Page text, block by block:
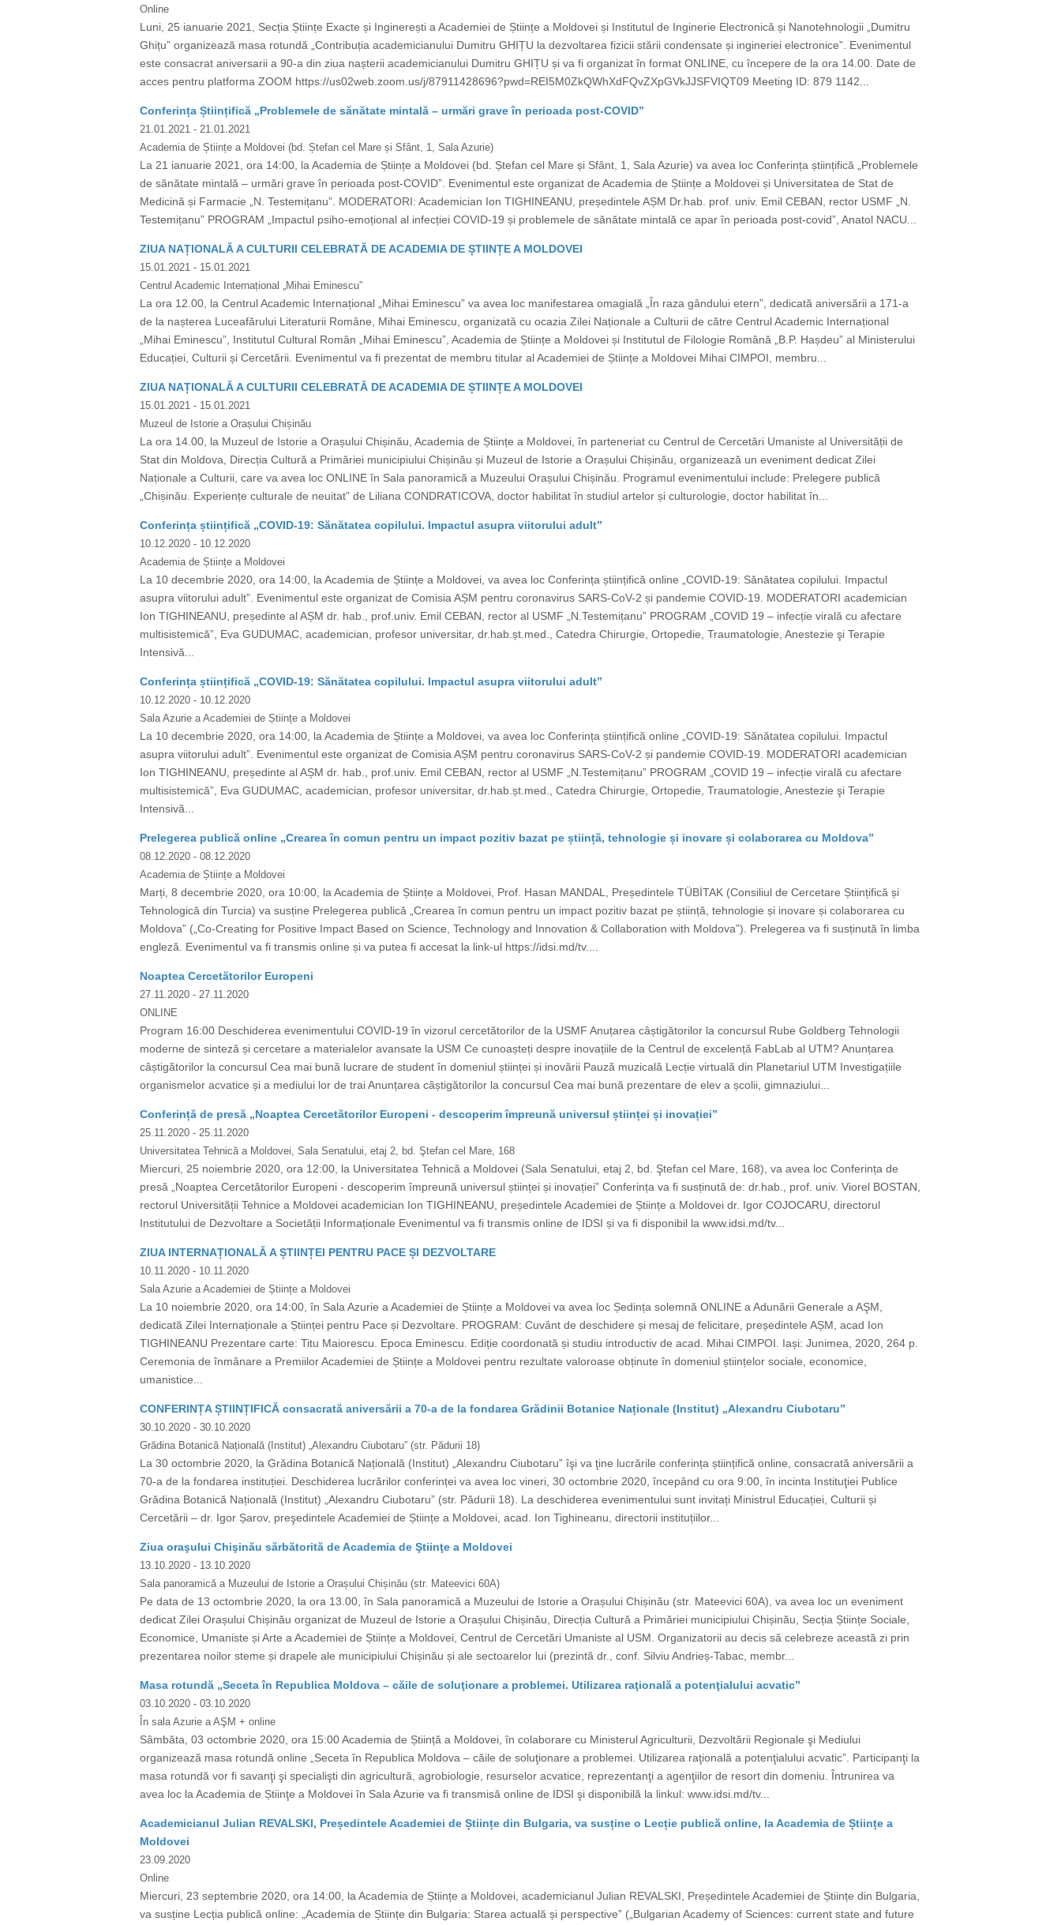
Online
Luni, 25 ianuarie 2021, Secția Științe Exacte și Inginerești a Academiei de Științe a Moldovei și Institutul de Inginerie Electronică și Nanotehnologii „Dumitru
Ghițu” organizează masa rotundă „Contribuția academicianului Dumitru GHIȚU la dezvoltarea fizicii stării condensate și ingineriei electronice”. Evenimentul
este consacrat aniversarii a 90-a din ziua nașterii academicianului Dumitru GHIȚU și va fi organizat în format ONLINE, cu începere de la ora 14.00. Date de
acces pentru platforma ZOOM https://us02web.zoom.us/j/87911428696?pwd=REI5M0ZkQWhXdFQvZXpGVkJJSFVIQT09 Meeting ID: 879 1142...
Conferința Științifică „Problemele de sănătate mintală – urmări grave în perioada post-COVID”
21.01.2021 - 21.01.2021
Academia de Științe a Moldovei (bd. Ștefan cel Mare și Sfânt, 1, Sala Azurie)
La 21 ianuarie 2021, ora 14:00, la Academia de Științe a Moldovei (bd. Ștefan cel Mare și Sfânt, 1, Sala Azurie) va avea loc Conferința științifică „Problemele
de sănătate mintală – urmări grave în perioada post-COVID”. Evenimentul este organizat de Academia de Științe a Moldovei și Universitatea de Stat de
Medicină și Farmacie „N. Testemițanu”. MODERATORI: Academician Ion TIGHINEANU, președintele AȘM Dr.hab. prof. univ. Emil CEBAN, rector USMF „N.
Testemițanu” PROGRAM „Impactul psiho-emoțional al infecției COVID-19 și problemele de sănătate mintală ce apar în perioada post-covid”, Anatol NACU...
ZIUA NAȚIONALĂ A CULTURII CELEBRATĂ DE ACADEMIA DE ȘTIINȚE A MOLDOVEI
15.01.2021 - 15.01.2021
Centrul Academic Internațional „Mihai Eminescu”
La ora 12.00, la Centrul Academic Internațional „Mihai Eminescu” va avea loc manifestarea omagială „În raza gândului etern”, dedicată aniversării a 171-a
de la nașterea Luceafărului Literaturii Române, Mihai Eminescu, organizată cu ocazia Zilei Naționale a Culturii de către Centrul Academic Internațional
„Mihai Eminescu”, Institutul Cultural Român „Mihai Eminescu”, Academia de Științe a Moldovei și Institutul de Filologie Română „B.P. Hașdeu” al Ministerului
Educației, Culturii și Cercetării. Evenimentul va fi prezentat de membru titular al Academiei de Științe a Moldovei Mihai CIMPOI, membru...
ZIUA NAȚIONALĂ A CULTURII CELEBRATĂ DE ACADEMIA DE ȘTIINȚE A MOLDOVEI
15.01.2021 - 15.01.2021
Muzeul de Istorie a Orașului Chișinău
La ora 14.00, la Muzeul de Istorie a Orașului Chișinău, Academia de Științe a Moldovei, în parteneriat cu Centrul de Cercetări Umaniste al Universității de
Stat din Moldova, Direcția Cultură a Primăriei municipiului Chișinău și Muzeul de Istorie a Orașului Chișinău, organizează un eveniment dedicat Zilei
Naționale a Culturii, care va avea loc ONLINE în Sala panoramică a Muzeului Orașului Chișinău. Programul evenimentului include: Prelegere publică
„Chișinău. Experiențe culturale de neuitat” de Liliana CONDRATICOVA, doctor habilitat în studiul artelor și culturologie, doctor habilitat în...
Conferința științifică „COVID-19: Sănătatea copilului. Impactul asupra viitorului adult”
10.12.2020 - 10.12.2020
Academia de Științe a Moldovei
La 10 decembrie 2020, ora 14:00, la Academia de Științe a Moldovei, va avea loc Conferința științifică online „COVID-19: Sănătatea copilului. Impactul
asupra viitorului adult”. Evenimentul este organizat de Comisia AȘM pentru coronavirus SARS-CoV-2 și pandemie COVID-19. MODERATORI academician
Ion TIGHINEANU, președinte al AȘM dr. hab., prof.univ. Emil CEBAN, rector al USMF „N.Testemițanuˮ PROGRAM „COVID 19 – infecție virală cu afectare
multisistemică”, Eva GUDUMAC, academician, profesor universitar, dr.hab.șt.med., Catedra Chirurgie, Ortopedie, Traumatologie, Anestezie şi Terapie
Intensivă...
Conferința științifică „COVID-19: Sănătatea copilului. Impactul asupra viitorului adult”
10.12.2020 - 10.12.2020
Sala Azurie a Academiei de Științe a Moldovei
La 10 decembrie 2020, ora 14:00, la Academia de Științe a Moldovei, va avea loc Conferința științifică online „COVID-19: Sănătatea copilului. Impactul
asupra viitorului adult”. Evenimentul este organizat de Comisia AȘM pentru coronavirus SARS-CoV-2 și pandemie COVID-19. MODERATORI academician
Ion TIGHINEANU, președinte al AȘM dr. hab., prof.univ. Emil CEBAN, rector al USMF „N.Testemițanuˮ PROGRAM „COVID 19 – infecție virală cu afectare
multisistemică”, Eva GUDUMAC, academician, profesor universitar, dr.hab.șt.med., Catedra Chirurgie, Ortopedie, Traumatologie, Anestezie şi Terapie
Intensivă...
Prelegerea publică online „Crearea în comun pentru un impact pozitiv bazat pe știință, tehnologie și inovare și colaborarea cu Moldova”
08.12.2020 - 08.12.2020
Academia de Științe a Moldovei
Marți, 8 decembrie 2020, ora 10:00, la Academia de Științe a Moldovei, Prof. Hasan MANDAL, Președintele TÜBİTAK (Consiliul de Cercetare Științifică și
Tehnologică din Turcia) va susține Prelegerea publică „Crearea în comun pentru un impact pozitiv bazat pe știință, tehnologie și inovare și colaborarea cu
Moldova” („Co-Creating for Positive Impact Based on Science, Technology and Innovation & Collaboration with Moldova”). Prelegerea va fi susținută în limba
engleză. Evenimentul va fi transmis online și va putea fi accesat la link-ul https://idsi.md/tv....
Noaptea Cercetătorilor Europeni
27.11.2020 - 27.11.2020
ONLINE
Program 16:00 Deschiderea evenimentului COVID-19 în vizorul cercetătorilor de la USMF Anuțarea câștigătorilor la concursul Rube Goldberg Tehnologii
moderne de sinteză și cercetare a materialelor avansate la USM Ce cunoașteți despre inovațiile de la Centrul de excelență FabLab al UTM? Anunțarea
câștigătorilor la concursul Cea mai bună lucrare de student în domeniul științei și inovării Pauză muzicală Lecție virtuală din Planetariul UTM Investigațiile
organismelor acvatice și a mediului lor de trai Anunțarea câștigătorilor la concursul Cea mai bună prezentare de elev a școlii, gimnaziului...
Conferință de presă „Noaptea Cercetătorilor Europeni - descoperim împreună universul științei și inovației”
25.11.2020 - 25.11.2020
Universitatea Tehnică a Moldovei, Sala Senatului, etaj 2, bd. Ştefan cel Mare, 168
Miercuri, 25 noiembrie 2020, ora 12:00, la Universitatea Tehnică a Moldovei (Sala Senatului, etaj 2, bd. Ştefan cel Mare, 168), va avea loc Conferința de
presă „Noaptea Cercetătorilor Europeni - descoperim împreună universul științei și inovației” Conferința va fi susținută de: dr.hab., prof. univ. Viorel BOSTAN,
rectorul Universității Tehnice a Moldovei academician Ion TIGHINEANU, președintele Academiei de Științe a Moldovei dr. Igor COJOCARU, directorul
Institutului de Dezvoltare a Societății Informaționale Evenimentul va fi transmis online de IDSI și va fi disponibil la www.idsi.md/tv...
ZIUA INTERNAȚIONALĂ A ȘTIINȚEI PENTRU PACE ȘI DEZVOLTARE
10.11.2020 - 10.11.2020
Sala Azurie a Academiei de Științe a Moldovei
La 10 noiembrie 2020, ora 14:00, în Sala Azurie a Academiei de Științe a Moldovei va avea loc Ședința solemnă ONLINE a Adunării Generale a AŞM,
dedicată Zilei Internaționale a Științei pentru Pace și Dezvoltare. PROGRAM: Cuvânt de deschidere și mesaj de felicitare, președintele AȘM, acad Ion
TIGHINEANU Prezentare carte: Titu Maiorescu. Epoca Eminescu. Ediție coordonată și studiu introductiv de acad. Mihai CIMPOI. Iași: Junimea, 2020, 264 p.
Ceremonia de înmânare a Premiilor Academiei de Științe a Moldovei pentru rezultate valoroase obținute în domeniul științelor sociale, economice,
umanistice...
CONFERINȚA ȘTIINȚIFICĂ consacrată aniversării a 70-a de la fondarea Grădinii Botanice Naționale (Institut) „Alexandru Ciubotaru”
30.10.2020 - 30.10.2020
Grădina Botanică Națională (Institut) „Alexandru Ciubotaru” (str. Pădurii 18)
La 30 octombrie 2020, la Grădina Botanică Națională (Institut) „Alexandru Ciubotaru” îşi va ţine lucrările conferința științifică online, consacrată aniversării a
70-a de la fondarea instituției. Deschiderea lucrărilor conferinței va avea loc vineri, 30 octombrie 2020, începând cu ora 9:00, în incinta Instituţiei Publice
Grădina Botanică Națională (Institut) „Alexandru Ciubotaru” (str. Pădurii 18). La deschiderea evenimentului sunt invitați Ministrul Educației, Culturii și
Cercetării – dr. Igor Șarov, preşedintele Academiei de Științe a Moldovei, acad. Ion Tighineanu, directorii instituțiilor...
Ziua oraşului Chişinău sărbătorită de Academia de Ştiinţe a Moldovei
13.10.2020 - 13.10.2020
Sala panoramică a Muzeului de Istorie a Orașului Chișinău (str. Mateevici 60A)
Pe data de 13 octombrie 2020, la ora 13.00, în Sala panoramică a Muzeului de Istorie a Orașului Chișinău (str. Mateevici 60A), va avea loc un eveniment
dedicat Zilei Orașului Chișinău organizat de Muzeul de Istorie a Orașului Chișinău, Direcția Cultură a Primăriei municipiului Chișinău, Secția Științe Sociale,
Economice, Umaniste și Arte a Academiei de Științe a Moldovei, Centrul de Cercetări Umaniste al USM. Organizatorii au decis să celebreze această zi prin
prezentarea noilor steme și drapele ale municipiului Chișinău și ale sectoarelor lui (prezintă dr., conf. Silviu Andrieș-Tabac, membr...
Masa rotundă „Seceta în Republica Moldova – căile de soluţionare a problemei. Utilizarea raţională a potenţialului acvatic”
03.10.2020 - 03.10.2020
În sala Azurie a AŞM + online
Sâmbăta, 03 octombrie 2020, ora 15:00 Academia de Știință a Moldovei, în colaborare cu Ministerul Agriculturii, Dezvoltării Regionale şi Mediului
organizează masa rotundă online „Seceta în Republica Moldova – căile de soluţionare a problemei. Utilizarea raţională a potenţialului acvatic”. Participanţi la
masa rotundă vor fi savanţi şi specialişti din agricultură, agrobiologie, resurselor acvatice, reprezentanţi a agenţiilor de resort din domeniu. Întrunirea va
avea loc la Academia de Știinţe a Moldovei în Sala Azurie va fi transmisă online de IDSI şi disponibilă la linkul: www.idsi.md/tv...
Academicianul Julian REVALSKI, Președintele Academiei de Științe din Bulgaria, va susține o Lecție publică online, la Academia de Științe a
Moldovei
23.09.2020
Online
Miercuri, 23 septembrie 2020, ora 14:00, la Academia de Științe a Moldovei, academicianul Julian REVALSKI, Președintele Academiei de Științe din Bulgaria,
va susține Lecția publică online: „Academia de Științe din Bulgaria: Starea actuală și perspective” („Bulgarian Academy of Sciences: current state and future